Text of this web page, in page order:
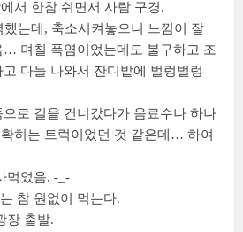
서 한참 쉬면서 사람 구경.
는데, 축소시켜놓으니 느낌이 잘
… 며칠 폭염이었는데도 불구하고 조
다들 나와서 잔디밭에 벌렁벌렁
로 길을 건너갔다가 음료수나 하나
히는 트럭이었던 것 같은데… 하여
먹었음. -_-
참 원없이 먹는다.
장 출발.